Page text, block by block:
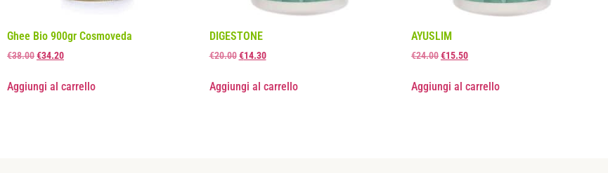
Ghee Bio 900gr Cosmoveda
€38.00€34.20
Aggiungi al carrello
DIGESTONE
€20.00 €14.30
Aggiungi al carrello
AYUSLIM
€24.00€15.50
Aggiungi al carrello